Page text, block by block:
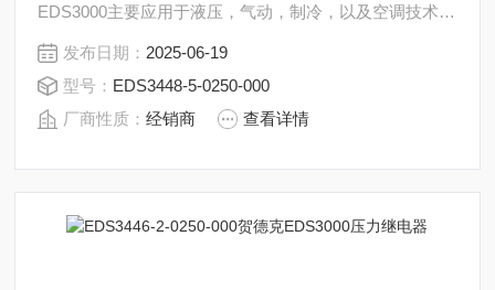
EDS3000主要应用于液压，气动，制冷，以及空调技术领
域。贺德克EDS3448压力继电器EDS3448-5-0250-000
发布日期： 2025-06-19
型号： EDS3448-5-0250-000
厂商性质：经销商 查看详情